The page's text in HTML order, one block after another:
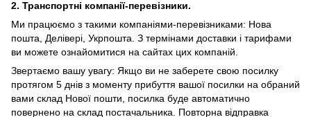
2. Транспортні компанії-перевізники.
Ми працюємо з такими компаніями-перевізниками: Нова
пошта, Делівері, Укрпошта. З термінами доставки і тарифами
ви можете ознайомитися на сайтах цих компаній.
Звертаємо вашу увагу: Якщо ви не заберете свою посилку
протягом 5 днів з моменту прибуття вашої посилки на обраний
вами склад Нової пошти, посилка буде автоматично
повернено на склад постачальника. Повторна відправка